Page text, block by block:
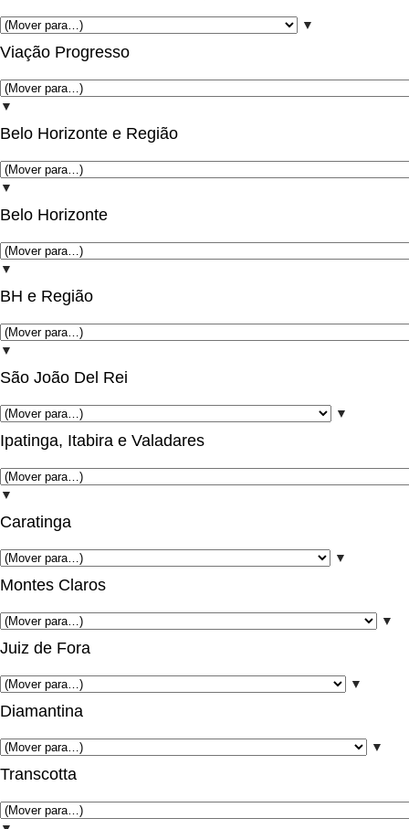
▼
Viação Progresso
▼
Belo Horizonte e Região
▼
Belo Horizonte
▼
BH e Região
▼
São João Del Rei
▼
Ipatinga, Itabira e Valadares
▼
Caratinga
▼
Montes Claros
▼
Juiz de Fora
▼
Diamantina
▼
Transcotta